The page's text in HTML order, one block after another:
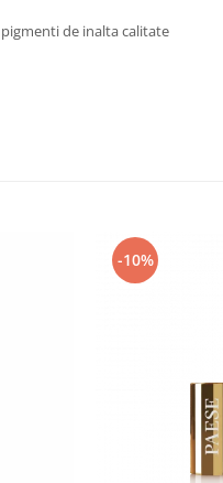
de inalta calitate
-10%